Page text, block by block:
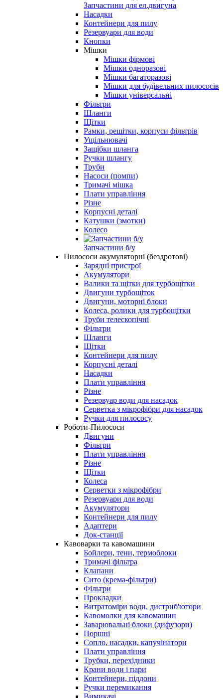
Запчастини для ел.двигуна
Насадки
Контейнери для пилу
Резервуари для води
Кнопки
Мішки
Мішки фірмові
Мішки одноразові
Мішки багаторазові
Мішки для будівельних пилососів
Мішки універсальні
Фільтри
Шланги
Щітки
Рамки, решітки, корпуси фільтрів
Ущільнювачі
Защібки шланга
Ручки шлангу
Труби
Насоси (помпи)
Тримачі мішка
Плати управління
Різне
Корпусні деталі
Катушки (змотки)
Колесо
Запчастини б/у
Пилососи акумуляторні (бездротові)
Зарядні пристрої
Акумулятори
Валики та щітки для турбощітки
Двигуни турбощіток
Двигуни, моторні блоки
Колеса, ролики для турбощітки
Труби телескопічні
Фільтри
Шланги
Щітки
Контейнери для пилу
Корпусні деталі
Насадки
Плати управління
Різне
Резервуар води для насадок
Серветка з мікрофібри для насадок
Ручки для пилососу
Роботи-Пилососи
Двигуни
Фільтри
Плати управління
Різне
Щітки
Колеса
Серветки з мікрофібри
Резервуари для води
Акумулятори
Контейнери для пилу
Адаптери
Док-станції
Кавоварки та кавомашини
Бойлери, тени, термоблоки
Тримачі фільтра
Клапани
Сито (крема-фільтри)
Фільтри
Прокладки
Витратоміри води, дистриб'ютори
Кавомолки для кавомашин
Заварювальні блоки (дифузори)
Поршні
Сопло, насадки, капучінатори
Плати управління
Трубки, перехідники
Крани води і пари
Контейнери, піддони
Ручки перемикання
Вимикачі